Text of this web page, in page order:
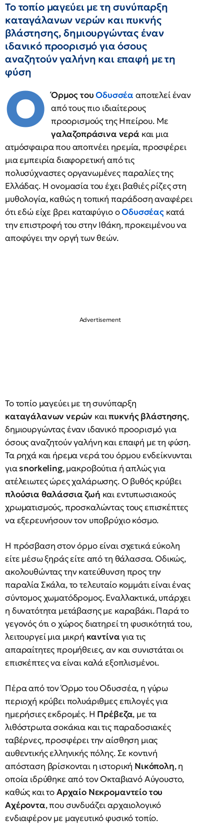
Το τοπίο μαγεύει με τη συνύπαρξη
καταγάλανων νερών και πυκνής
βλάστησης, δημιουργώντας έναν
ιδανικό προορισμό για όσους
αναζητούν γαλήνη και επαφή με τη
φύση
Ο Όρμος τουΟδυσσέα αποτελεί έναν
από τους πιο ιδιαίτερους
προορισμούς της Ηπείρου. Με
γαλαζοπράσινα νερά και μια
ατμόσφαιρα που αποπνέει ηρεμία, προσφέρει
μια εμπειρία διαφορετική από τις
πολυσύχναστες οργανωμένες παραλίες της
Ελλάδας. Η ονομασία του έχει βαθιές ρίζες στη
μυθολογία, καθώς η τοπική παράδοση αναφέρει
ότι εδώ είχε βρει καταφύγιο οΟδυσσέας κατά
την επιστροφή του στην Ιθάκη, προκειμένου να
αποφύγει την οργή των θεών.
Το τοπίο μαγεύει με τη συνύπαρξη
καταγάλανων νερών καιπυκνής βλάστησης,
δημιουργώντας έναν ιδανικό προορισμό για
όσους αναζητούν γαλήνη και επαφή με τη φύση.
Τα ρηχά και ήρεμα νερά του όρμου ενδείκνυνται
γιαsnorkeling, μακροβούτια ή απλώς για
ατέλειωτες ώρες χαλάρωσης. Ο βυθός κρύβει
πλούσια θαλάσσια ζωή και εντυπωσιακούς
χρωματισμούς, προσκαλώντας τους επισκέπτες
να εξερευνήσουν τον υποβρύχιο κόσμο.
Η πρόσβαση στον όρμο είναι σχετικά εύκολη
είτε μέσω ξηράς είτε από τη θάλασσα. Οδικώς,
ακολουθώντας την κατεύθυνση προς την
παραλία Σκάλα, το τελευταίο κομμάτι είναι ένας
σύντομος χωματόδρομος. Εναλλακτικά, υπάρχει
η δυνατότητα μετάβασης με καραβάκι. Παρά το
γεγονός ότι ο χώρος διατηρεί τη φυσικότητά του,
λειτουργεί μια μικρή καντίναγια τις
απαραίτητες προμήθειες, αν και συνιστάται οι
επισκέπτες να είναι καλά εξοπλισμένοι.
Πέρα από τον Όρμο του Οδυσσέα, η γύρω
περιοχή κρύβει πολυάριθμες επιλογές για
ημερήσιες εκδρομές. Η Πρέβεζα, με τα
λιθόστρωτα σοκάκια και τις παραδοσιακές
ταβέρνες, προσφέρει την αίσθηση μιας
αυθεντικής ελληνικής πόλης. Σε κοντινή
απόσταση βρίσκονται η ιστορική Νικόπολη, η
οποία ιδρύθηκε από τον Οκταβιανό Αύγουστο,
καθώς και τοΑρχαίο Νεκρομαντείο του
Αχέροντα, που συνδυάζει αρχαιολογικό
ενδιαφέρον με μαγευτικό φυσικό τοπίο.